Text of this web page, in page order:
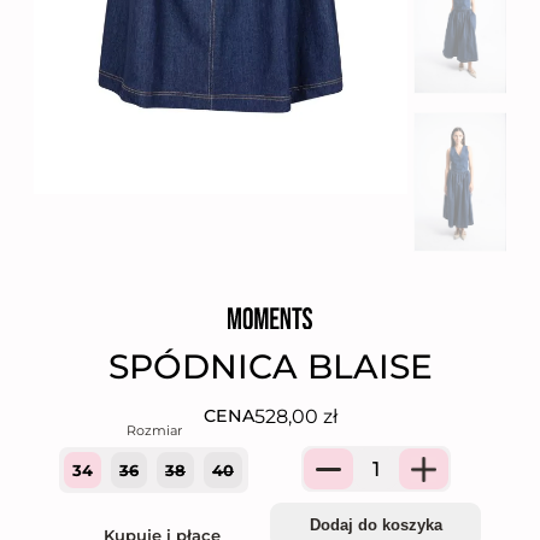
SPÓDNICA BLAISE
CENA528,00 zł
34 36 38 40 Quantity
Dodaj do koszyka
Kupuję i płacę